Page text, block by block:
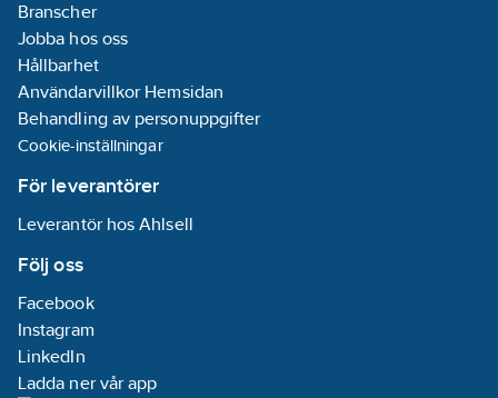
Branscher
Jobba hos oss
Hållbarhet
Användarvillkor Hemsidan
Behandling av personuppgifter
Cookie-inställningar
För leverantörer
Leverantör hos Ahlsell
Följ oss
Facebook
Instagram
LinkedIn
Ladda ner vår app